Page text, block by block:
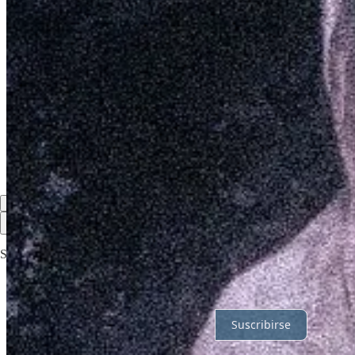
7
Compartir
Discusión sobre este post
Comentarios Restacks
Lo mejor de Último Debates
Sin posts
Por supuesto, sigue adelante.
Suscribirse
© 2026 Claudia Costas·Privacidad∙Términos ∙Aviso de